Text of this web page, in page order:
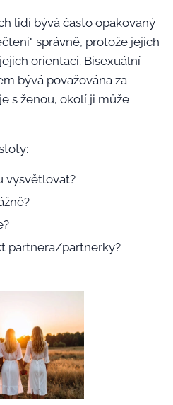
lidí bývá často opakovaný
správně, protože jejich
orientaci. Bisexuální
bývá považována za
s ženou, okolí ji může
vysvětlovat?
partnera/partnerky?